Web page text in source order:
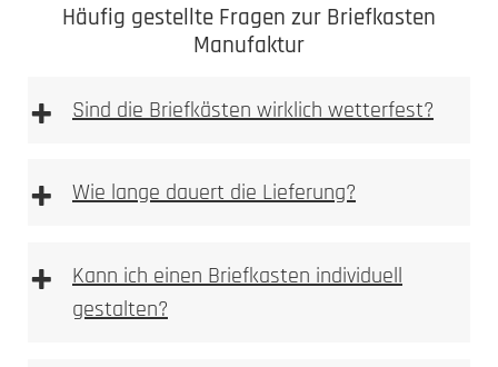
Fahrrad-Ladestationen
Häufig gestellte Fragen zur Briefkasten
Manufaktur
+ Sind die Briefkästen wirklich wetterfest?
+ Wie lange dauert die Lieferung?
+
Kann ich einen Briefkasten individuell
gestalten?